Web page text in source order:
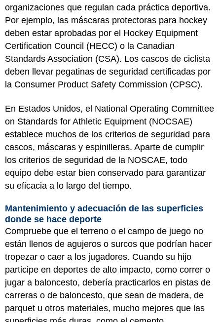
organizaciones que regulan cada práctica deportiva.
Por ejemplo, las máscaras protectoras para hockey
deben estar aprobadas por el Hockey Equipment
Certification Council (HECC) o la Canadian
Standards Association (CSA). Los cascos de ciclista
deben llevar pegatinas de seguridad certificadas por
la Consumer Product Safety Commission (CPSC).
En Estados Unidos, el National Operating Committee
on Standards for Athletic Equipment (NOCSAE)
establece muchos de los criterios de seguridad para
cascos, máscaras y espinilleras. Aparte de cumplir
los criterios de seguridad de la NOSCAE, todo
equipo debe estar bien conservado para garantizar
su eficacia a lo largo del tiempo.
Mantenimiento y adecuación de las superficies
donde se hace deporte
Compruebe que el terreno o el campo de juego no
están llenos de agujeros o surcos que podrían hacer
tropezar o caer a los jugadores. Cuando su hijo
participe en deportes de alto impacto, como correr o
jugar a baloncesto, debería practicarlos en pistas de
carreras o de baloncesto, que sean de madera, de
parquet u otros materiales, mucho mejores que las